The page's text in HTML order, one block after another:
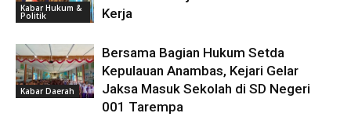
Kabar Hukum &
Politik
Kerja
Kabar Daerah
Bersama Bagian Hukum Setda
Kepulauan Anambas, Kejari Gelar
Jaksa Masuk Sekolah di SD Negeri
001 Tarempa